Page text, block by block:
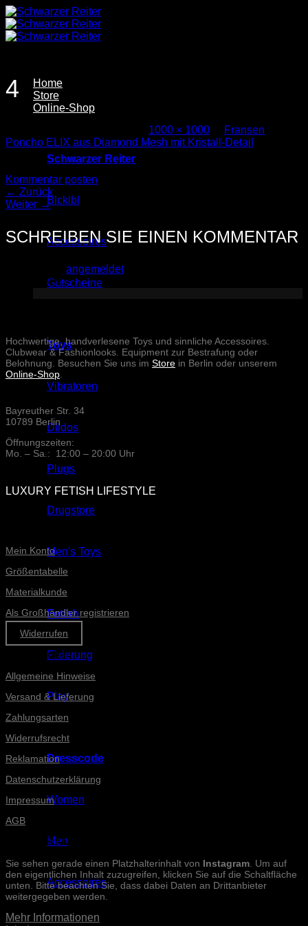
Zum
Inhalt
springen
Home
Store
Online-Shop
Schwarzer Reiter
Blcklbl
Accessoires
Gutscheine
Toys
Vibratoren
Dildos
Plugs
Drugstore
Men's Toys
Fetish
Fixierung
Play
Dresscode
Women
Men
Accessoires
4
1000 × 1000
Fransen
Poncho ELIX aus Diamond Mesh mit Kristall-Detail
Trackbacks sind geschlossen, aber Sie können einen
Kommentar posten
← Zurück
Weiter →
SCHREIBEN SIE EINEN KOMMENTAR
angemeldetsein, um einen Kommentar
abzugeben.
Hochwertige, handverlesene Toys und sinnliche Accessoires.
Clubwear & Fashionlooks. Equipment zur Bestrafung oder
Belohnung. Besuchen Sie uns im Store in Berlin oder unserem
Online-Shop
Bayreuther Str. 34
10789 Berlin
Öffnungszeiten:
Mo. – Sa.: 12:00 – 20:00 Uhr
LUXURY FETISH LIFESTYLE
Mein Konto
Größentabelle
Materialkunde
Als Großhändler registrieren
Widerrufen
Informationen
Allgemeine Hinweise
Versand & Lieferung
Zahlungsarten
Widerrufsrecht
Reklamation
Datenschutzerklärung
Impressum
AGB
INSTAGRAM-POSTS
Sie sehen gerade einen Platzhalterinhalt von Instagram . Um auf
den eigentlichen Inhalt zuzugreifen, klicken Sie auf die Schaltfläche
unten. Bitte beachten Sie, dass dabei Daten an Drittanbieter
weitergegeben werden.
Mehr Informationen